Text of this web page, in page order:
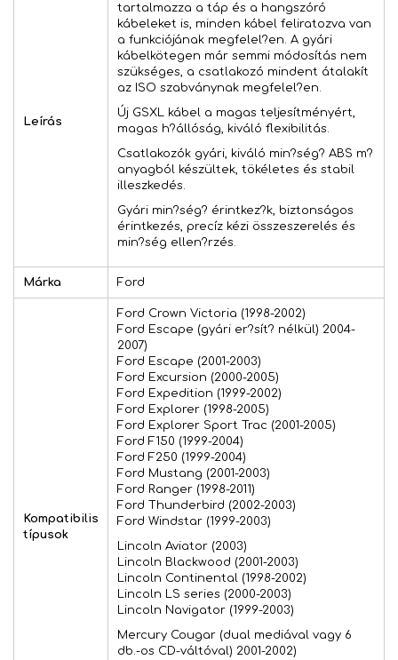
Leírás
tartalmazza a táp és a hangszóró
kábeleket is, minden kábel feliratozva van
a funkciójának megfelel?en. A gyári
kábelkötegen már semmi módosítás nem
szükséges, a csatlakozó mindent átalakít
az ISO szabványnak megfelel?en.
Új GSXL kábel a magas teljesítményért,
magas h?állóság, kiváló flexibilitás.
Csatlakozók gyári, kiváló min?ség? ABS m?
anyagból készültek, tökéletes és stabil
illeszkedés.
Gyári min?ség? érintkez?k, biztonságos
érintkezés, precíz kézi összeszerelés és
min?ség ellen?rzés.
Márka Ford
Kompatibilis
típusok
Ford Crown Victoria (1998-2002)
Ford Escape (gyári er?sít? nélkül) 2004-
2007)
Ford Escape (2001-2003)
Ford Excursion (2000-2005)
Ford Expedition (1999-2002)
Ford Explorer (1998-2005)
Ford Explorer Sport Trac (2001-2005)
Ford F150 (1999-2004)
Ford F250 (1999-2004)
Ford Mustang (2001-2003)
Ford Ranger (1998-2011)
Ford Thunderbird (2002-2003)
Ford Windstar (1999-2003)
Lincoln Aviator (2003)
Lincoln Blackwood (2001-2003)
Lincoln Continental (1998-2002)
Lincoln LS series (2000-2003)
Lincoln Navigator (1999-2003)
Mercury Cougar (dual mediával vagy 6
db.-os CD-váltóval) 2001-2002)